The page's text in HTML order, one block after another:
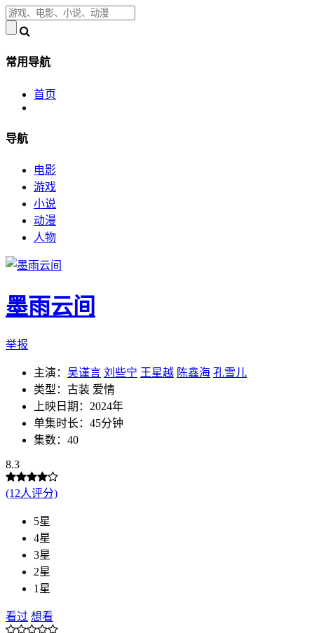
常用导航
首页
导航
电影
游戏
小说
动漫
人物
墨雨云间
举报
主演： 吴谨言 刘些宁 王星越 陈鑫海 孔雪儿
类型：古装 爱情
上映日期：2024年
单集时长：45分钟
集数：40
8.3
(12人评分)
5星
4星
3星
2星
1星
看过 想看